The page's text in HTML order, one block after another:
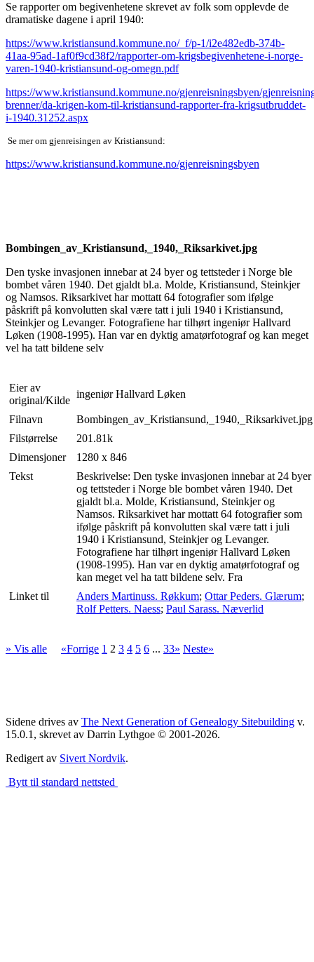
Se rapporter om begivenhetene skrevet av folk som opplevde de
dramatiske dagene i april 1940:
https://www.kristiansund.kommune.no/_f/p-1/i2e482edb-374b-
41aa-95ad-1af0f9cd38f2/rapporter-om-krigsbegivenhetene-i-norge-
varen-1940-kristiansund-og-omegn.pdf
https://www.kristiansund.kommune.no/gjenreisningsbyen/
brenner/da-krigen-kom-til-kristiansund-rapporter-fra-krigsutbruddet-
i-1940.31252.aspx
Se mer om gjenreisingen av Kristiansund:
https://www.kristiansund.kommune.no/gjenreisningsbyen
Bombingen_av_Kristiansund,_1940,_Riksarkivet.jpg
Den tyske invasjonen innebar at 24 byer og tettsteder i Norge ble
bombet våren 1940. Det gjaldt bl.a. Molde, Kristiansund, Steinkjer
og Namsos. Riksarkivet har mottatt 64 fotografier som ifølge
påskrift på konvolutten skal være tatt i juli 1940 i Kristiansund,
Steinkjer og Levanger. Fotografiene har tilhørt ingeniør Hallvard
Løken (1908-1995). Han var en dyktig amatørfotograf og kan meget
vel ha tatt bildene selv
Eier av
original/Kilde
ingeniør Hallvard Løken
Filnavn
Bombingen_av_Kristiansund,_1940,_Riksarkivet.jpg
Filstørrelse
201.81k
Dimensjoner
1280 x 846
Tekst
Beskrivelse: Den tyske invasjonen innebar at 24 byer
og tettsteder i Norge ble bombet våren 1940. Det
gjaldt bl.a. Molde, Kristiansund, Steinkjer og
Namsos. Riksarkivet har mottatt 64 fotografier som
ifølge påskrift på konvolutten skal være tatt i juli
1940 i Kristiansund, Steinkjer og Levanger.
Fotografiene har tilhørt ingeniør Hallvard Løken
(1908-1995). Han var en dyktig amatørfotograf og
kan meget vel ha tatt bildene selv. Fra
Linket til
Anders Martinuss. Røkkum; Ottar Peders. Glærum;
Rolf Petters. Naess; Paul Sarass. Næverlid
» Vis alle «Forrige 1 2 3 4 5 6 ... 33» Neste»
Sidene drives av The Next Generation of Genealogy Sitebuilding v.
15.0.1, skrevet av Darrin Lythgoe © 2001-2026.
Redigert av Sivert Nordvik.
Bytt til standard nettsted